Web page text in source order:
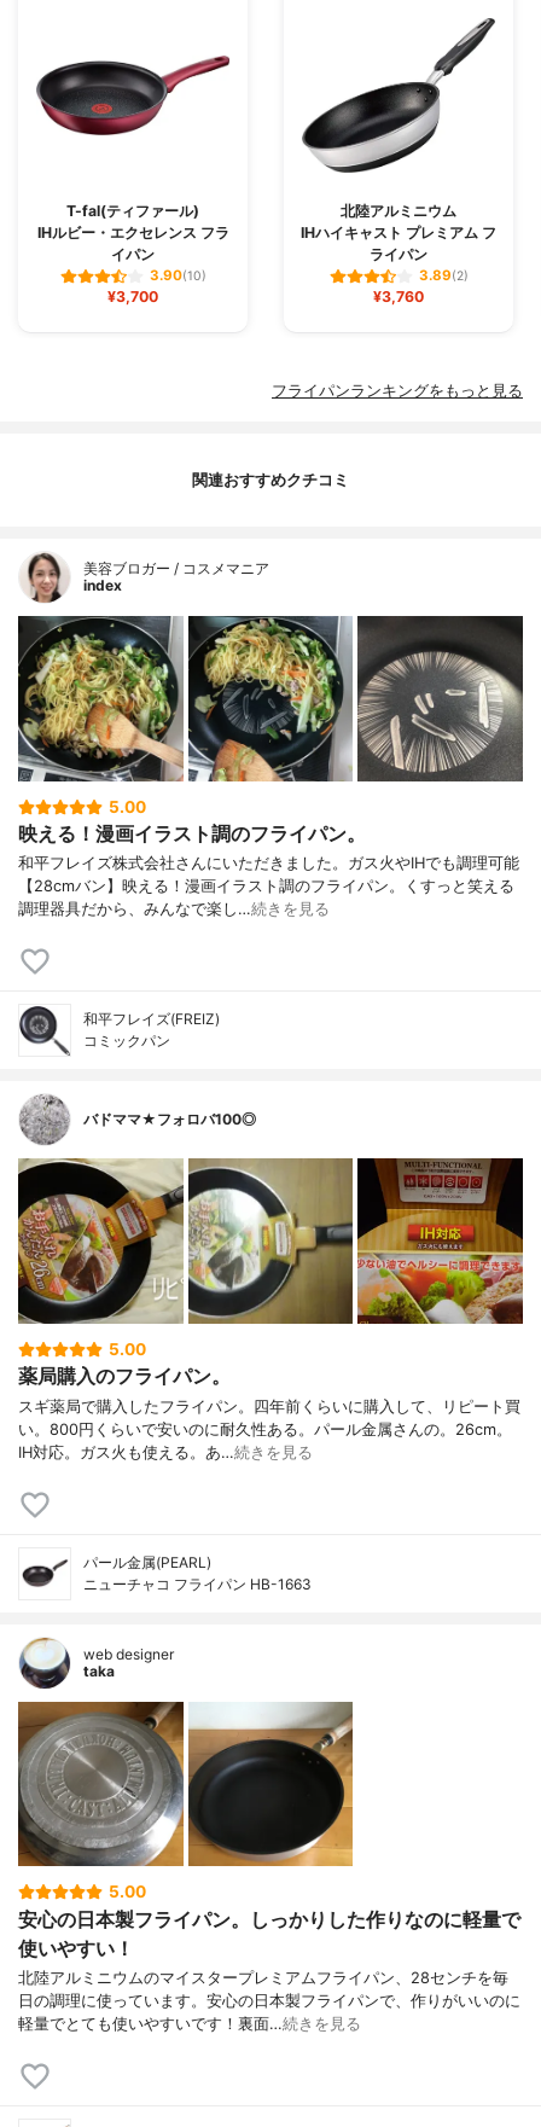
T-fal(ティファール)
IHルビー・エクセレンス フラ
イパン
3.90(10)
¥3,700
北陸アルミニウム
IHハイキャスト プレミアム フ
ライパン
3.89(2)
¥3,760
フライパンランキングをもっと見る
関連おすすめクチコミ
美容ブロガー / コスメマニア
index
5.00
映える！漫画イラスト調のフライパン。
和平フレイズ株式会社さんにいただきました。ガス火やIHでも調理可能
【28cmバン】映える！漫画イラスト調のフライパン。くすっと笑える
調理器具だから、みんなで楽し…続きを見る
和平フレイズ(FREIZ)
コミックパン
バドママ★フォロバ100◎
5.00
薬局購入のフライパン。
スギ薬局で購入したフライパン。四年前くらいに購入して、リピート買
い。800円くらいで安いのに耐久性ある。パール金属さんの。26cm。
IH対応。ガス火も使える。あ…続きを見る
パール金属(PEARL)
ニューチャコ フライパン HB-1663
web designer
taka
5.00
安心の日本製フライパン。しっかりした作りなのに軽量で
使いやすい！
北陸アルミニウムのマイスタープレミアムフライパン、28センチを毎
日の調理に使っています。安心の日本製フライパンで、作りがいいのに
軽量でとても使いやすいです！裏面…続きを見る